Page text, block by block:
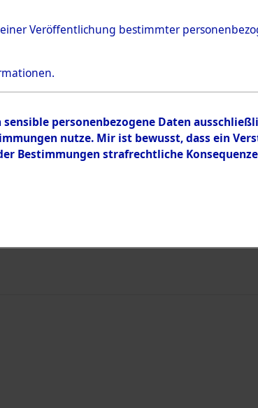
Bayern
Veröffentlichung bestimmter
personenbezogene Daten
nutze. Mir ist bewusst, dass ein
Bestimmungen strafrechtliche